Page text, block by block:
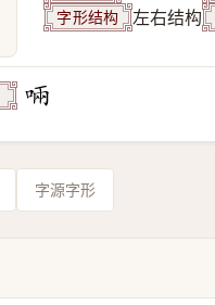
字形结构 左右结构
字源字形